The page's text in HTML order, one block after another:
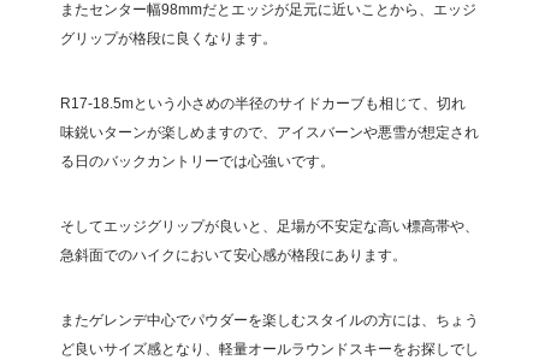
またセンター幅98mmだとエッジが足元に近いことから、エッジ
グリップが格段に良くなります。
R17-18.5mという小さめの半径のサイドカーブも相じて、切れ
味鋭いターンが楽しめますので、アイスバーンや悪雪が想定され
る日のバックカントリーでは心強いです。
そしてエッジグリップが良いと、足場が不安定な高い標高帯や、
急斜面でのハイクにおいて安心感が格段にあります。
またゲレンデ中心でパウダーを楽しむスタイルの方には、ちょう
ど良いサイズ感となり、軽量オールラウンドスキーをお探しでし